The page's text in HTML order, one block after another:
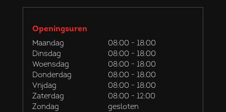
Openingsuren
Maandag
08:00 - 18:00
Dinsdag
08:00 - 18:00
Woensdag
08:00 - 18:00
Donderdag
08:00 - 18:00
Vrijdag
08:00 - 18:00
Zaterdag
08:00 - 12:00
Zondag
gesloten